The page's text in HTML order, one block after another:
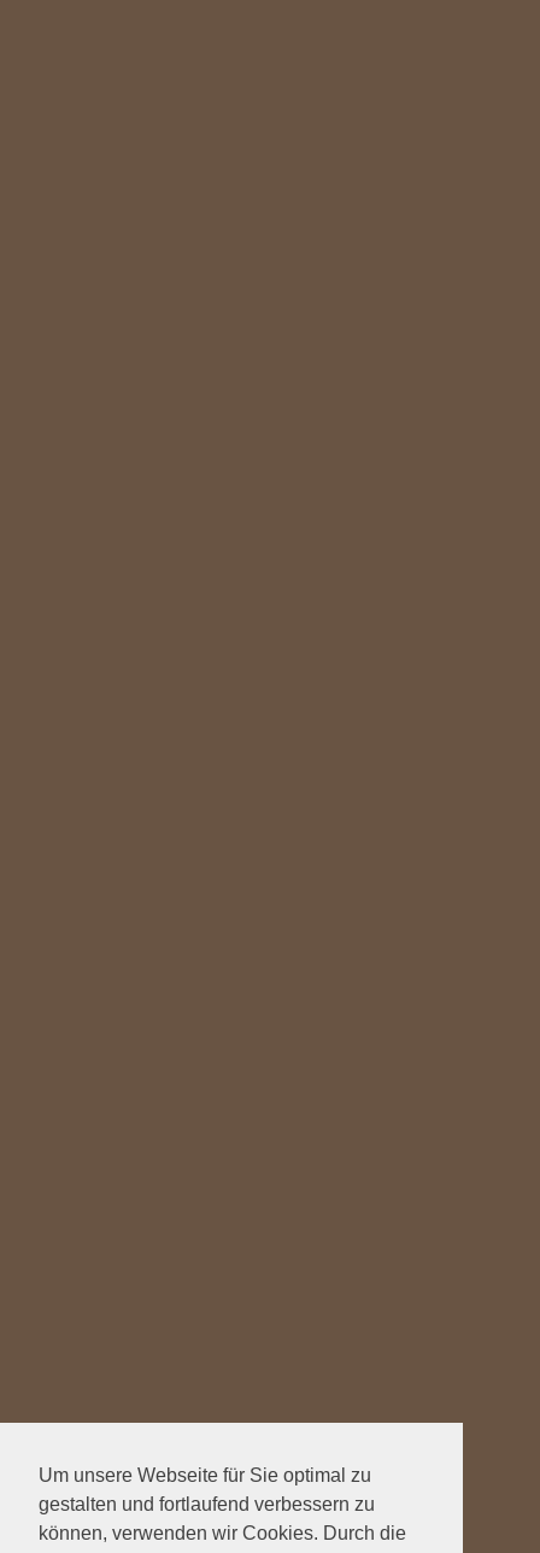
Um unsere Webseite für Sie optimal zu
gestalten und fortlaufend verbessern zu
können, verwenden wir Cookies. Durch die